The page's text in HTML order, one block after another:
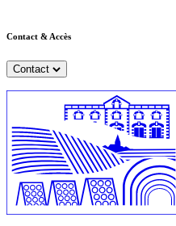
Contact & Accès
Contact